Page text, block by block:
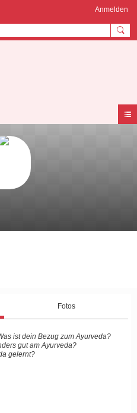
Anmelden
Fotos
ist dein Bezug zum Ayurveda?
gut am Ayurveda?
gelernt?